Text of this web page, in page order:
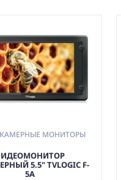
МОНИТОРЫ
5.5" TVLOGIC F-
5A